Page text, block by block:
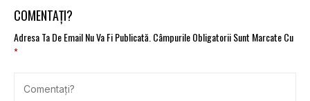
COMENTAȚI?
Adresa Ta De Email Nu Va Fi Publicată.Câmpurile Obligatorii Sunt Marcate Cu
*